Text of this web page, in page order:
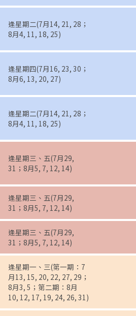
逢星期二(7月14, 21, 28；
8月4, 11, 18, 25)
逢星期四(7月16, 23, 30；
8月6, 13, 20, 27)
逢星期二(7月14, 21, 28；
8月4, 11, 18, 25)
逢星期三、五(7月29,
31；8月5, 7, 12, 14)
逢星期三、五(7月29,
31；8月5, 7, 12, 14)
逢星期三、五(7月29,
31；8月5, 7, 12, 14)
逢星期一、三(第一期：7
月13, 15, 20, 22, 27, 29；
8月3, 5；第二期：8月
10, 12, 17, 19, 24, 26, 31)